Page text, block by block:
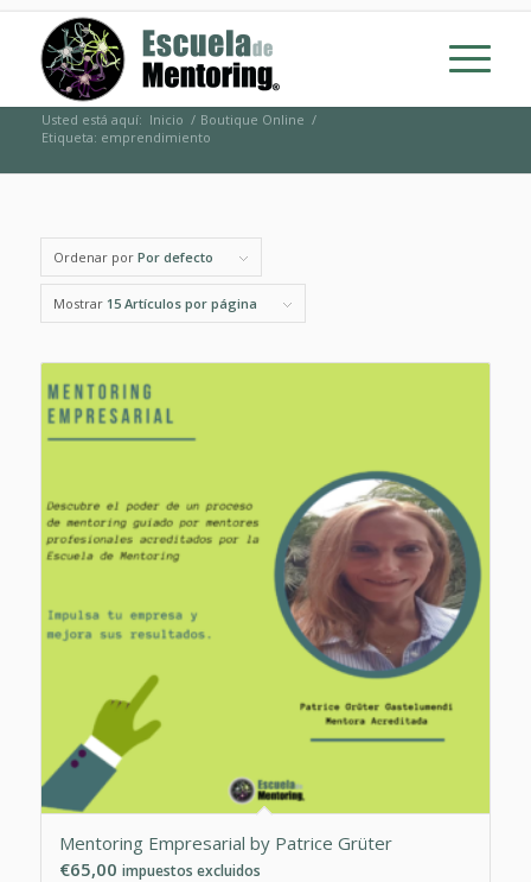
Usted está aquí: Inicio / Boutique Online /
Etiqueta: emprendimiento
Ordenar por Por defecto
Mostrar 15 Artículos por página
Mentoring Empresarial by Patrice Grüter
€65,00 impuestos excluidos